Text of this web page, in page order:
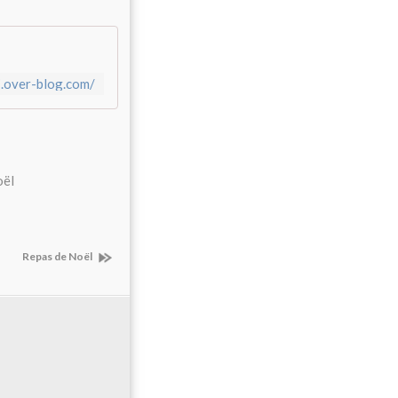
blog.com/
Repas de Noël